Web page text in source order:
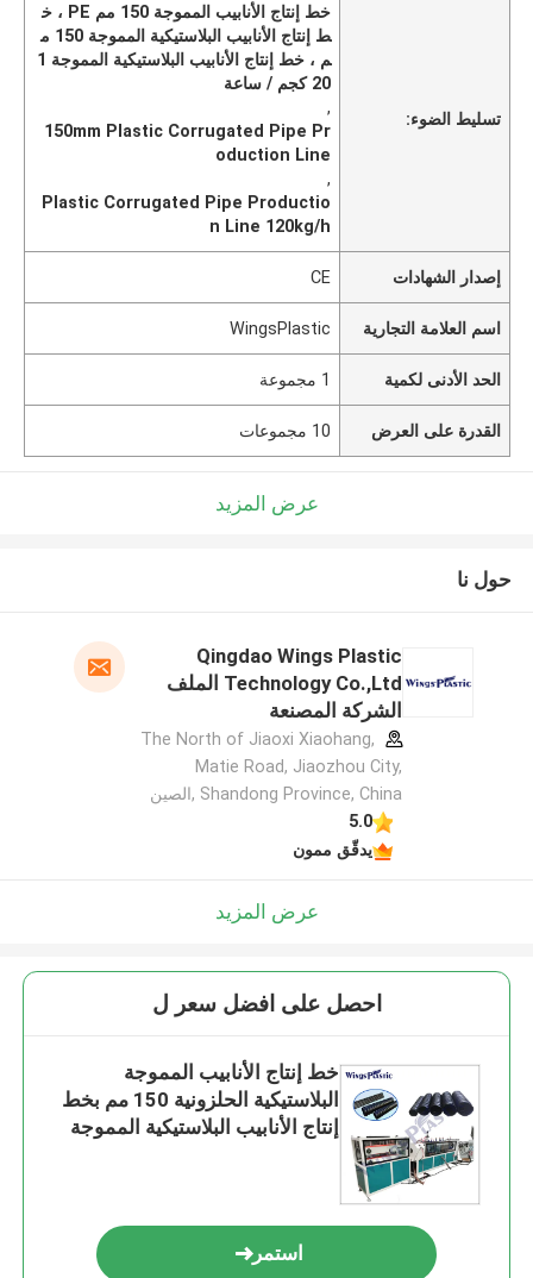
تسليط الضوء:
خط إنتاج الأنابيب المموجة 150 مم PE ، خ
ط إنتاج الأنابيب البلاستيكية المموجة 150 م
م ، خط إنتاج الأنابيب البلاستيكية المموجة 1
20 كجم / ساعة
,
150mm Plastic Corrugated Pipe Pr
oduction Line
,
Plastic Corrugated Pipe Productio
n Line 120kg/h
إصدار الشهادات CE
اسم العلامة التجارية WingsPlastic
الحد الأدنى لكمية 1 مجموعة
القدرة على العرض 10 مجموعات
عرض المزيد
حول نا
Qingdao Wings Plastic
Technology Co.,Ltd الملف
الشركة المصنعة
The North of Jiaoxi Xiaohang,
Matie Road, Jiaozhou City,
Shandong Province, China ,الصين
5.0
يدقّق ممون
عرض المزيد
احصل على افضل سعر ل
خط إنتاج الأنابيب المموجة
البلاستيكية الحلزونية 150 مم بخط
إنتاج الأنابيب البلاستيكية المموجة
استمر